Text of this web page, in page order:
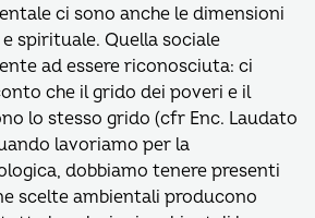
ci sono anche le dimensioni
spirituale. Quella sociale
ad essere riconosciuta: ci
che il grido dei poveri e il
lo stesso grido (cfr Enc. Laudato
lavoriamo per la
dobbiamo tenere presenti
scelte ambientali producono